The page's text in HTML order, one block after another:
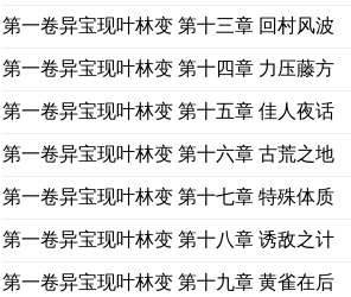
第一卷异宝现叶林变 第十三章 回村风波
第一卷异宝现叶林变 第十四章 力压藤方
第一卷异宝现叶林变 第十五章 佳人夜话
第一卷异宝现叶林变 第十六章 古荒之地
第一卷异宝现叶林变 第十七章 特殊体质
第一卷异宝现叶林变 第十八章 诱敌之计
第一卷异宝现叶林变 第十九章 黄雀在后